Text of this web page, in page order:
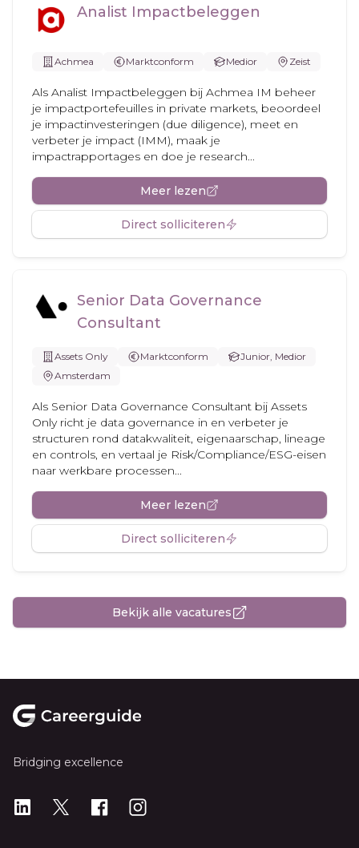
Analist Impactbeleggen
Achmea Marktconform Medior Zeist
Als Analist Impactbeleggen bij Achmea IM beheer
je impactportefeuilles in private markets, beoordeel
je impactinvesteringen (due diligence), meet en
verbeter je impact (IMM), maak je
impactrapportages en doe je research...
Meer lezen
Direct solliciteren
Senior Data Governance
Consultant
Assets Only Marktconform
Junior, Medior
Amsterdam
Als Senior Data Governance Consultant bij Assets
Only richt je data governance in en verbeter je
structuren rond datakwaliteit, eigenaarschap, lineage
en controls, en vertaal je Risk/Compliance/ESG-eisen
naar werkbare processen...
Meer lezen
Direct solliciteren
Bekijk alle vacatures
Bridging excellence
LinkedIn
X Instagram